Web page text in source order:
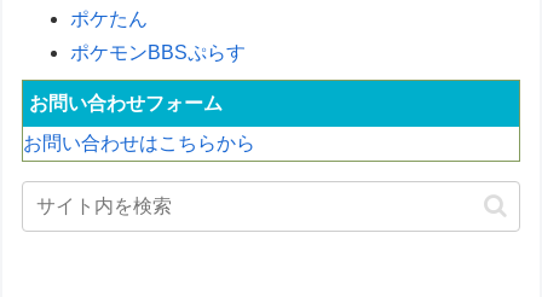
ポケたん
ポケモンBBSぷらす
お問い合わせフォーム
お問い合わせはこちらから